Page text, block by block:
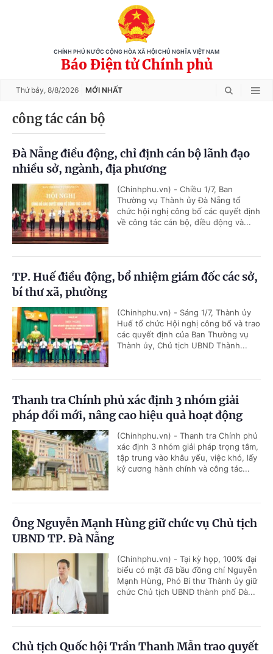
CHÍNH PHỦ NƯỚC CỘNG HÒA XÃ HỘI CHỦ NGHĨA VIỆT NAM
Báo Điện tử Chính phủ
Thứ bảy, 8/8/2026 MỚI NHẤT
công tác cán bộ
Đà Nẵng điều động, chỉ định cán bộ lãnh đạo
nhiều sở, ngành, địa phương
(Chinhphu.vn) - Chiều 1/7, Ban
Thường vụ Thành ủy Đà Nẵng tổ
chức hội nghị công bố các quyết định
về công tác cán bộ, điều động và...
TP. Huế điều động, bổ nhiệm giám đốc các sở,
bí thư xã, phường
(Chinhphu.vn) - Sáng 1/7, Thành ủy
Huế tổ chức Hội nghị công bố và trao
các quyết định của Ban Thường vụ
Thành ủy, Chủ tịch UBND Thành...
Thanh tra Chính phủ xác định 3 nhóm giải
pháp đổi mới, nâng cao hiệu quả hoạt động
(Chinhphu.vn) - Thanh tra Chính phủ
xác định 3 nhóm giải pháp trọng tâm,
tập trung vào khâu yếu, việc khó, lấy
kỷ cương hành chính và công tác...
Ông Nguyễn Mạnh Hùng giữ chức vụ Chủ tịch
UBND TP. Đà Nẵng
(Chinhphu.vn) - Tại kỳ họp, 100% đại
biểu có mặt đã bầu đồng chí Nguyễn
Mạnh Hùng, Phó Bí thư Thành ủy giữ
chức Chủ tịch UBND thành phố Đà...
Chủ tịch Quốc hội Trần Thanh Mẫn trao quyết